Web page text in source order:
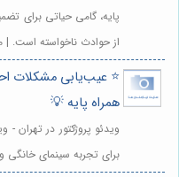
پایه، گامی حیاتی برای
از حوادث ناخواسته است.
همراه پایه 💡
برای تجربه سینمای